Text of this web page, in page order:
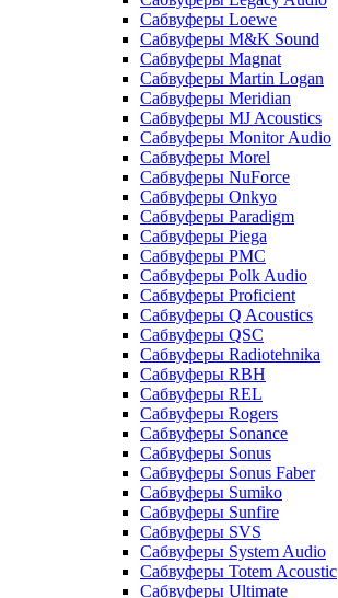
Сабвуферы Loewe
Сабвуферы M&K Sound
Сабвуферы Magnat
Сабвуферы Martin Logan
Сабвуферы Meridian
Сабвуферы MJ Acoustics
Сабвуферы Monitor Audio
Сабвуферы Morel
Сабвуферы NuForce
Сабвуферы Onkyo
Сабвуферы Paradigm
Сабвуферы Piega
Сабвуферы PMC
Сабвуферы Polk Audio
Сабвуферы Proficient
Сабвуферы Q Acoustics
Сабвуферы QSC
Сабвуферы Radiotehnika
Сабвуферы RBH
Сабвуферы REL
Сабвуферы Rogers
Сабвуферы Sonance
Сабвуферы Sonus
Сабвуферы Sonus Faber
Сабвуферы Sumiko
Сабвуферы Sunfire
Сабвуферы SVS
Сабвуферы System Audio
Сабвуферы Totem Acoustic
Сабвуферы Ultimate